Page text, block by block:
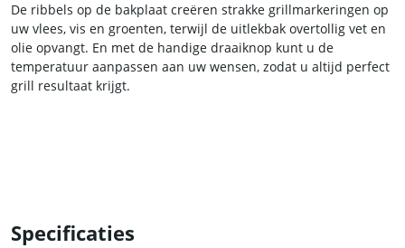
De ribbels op de bakplaat creëren strakke grillmarkeringen op
uw vlees, vis en groenten, terwijl de uitlekbak overtollig vet en
olie opvangt. En met de handige draaiknop kunt u de
temperatuur aanpassen aan uw wensen, zodat u altijd perfect
grill resultaat krijgt.
Specificaties